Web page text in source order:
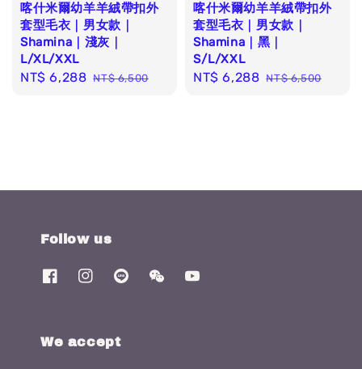
喀什米爾幼羊羊絨帶扣外
套型毛衣｜男女款｜
Shamina｜淺灰｜
L/XL/XXL
Sale
NT$ 6,288 Regular
NT$ 6,500
喀什米爾幼羊羊絨帶扣外
套型毛衣｜男女款｜
Shamina｜黑｜
S/L/XXL
Sale
NT$ 6,288 Regular
NT$ 6,500
Follow us
We accept